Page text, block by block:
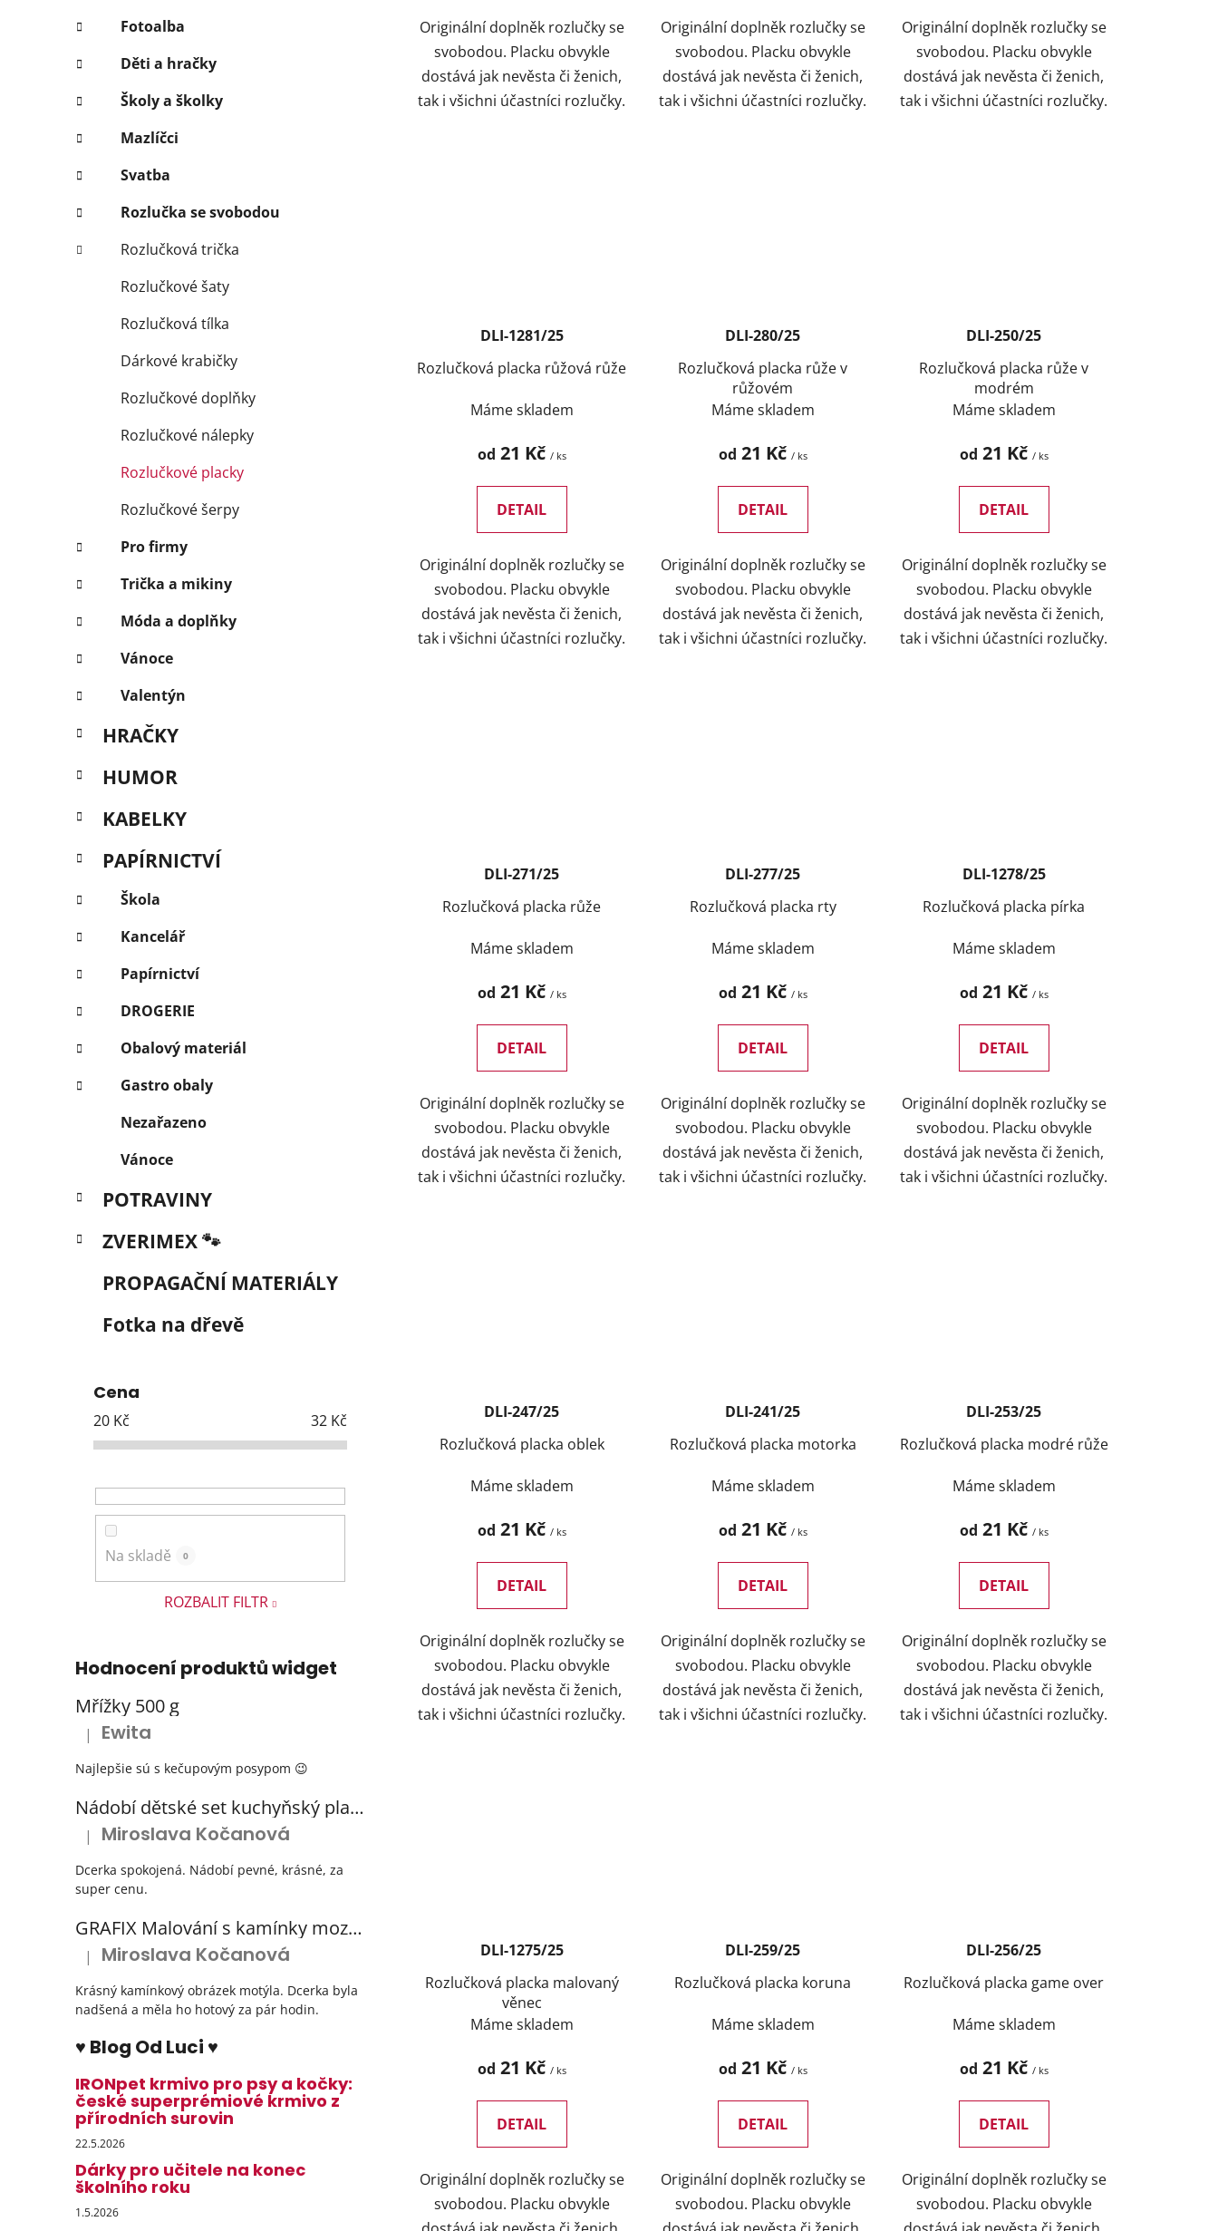
Fotoalba
Děti a hračky
Školy a školky
Mazlíčci
Svatba
Rozlučka se svobodou
Rozlučková trička
Rozlučkové šaty
Rozlučková tílka
Dárkové krabičky
Rozlučkové doplňky
Rozlučkové nálepky
Rozlučkové placky
Rozlučkové šerpy
Pro firmy
Trička a mikiny
Móda a doplňky
Vánoce
Valentýn
HRAČKY
HUMOR
KABELKY
PAPÍRNICTVÍ
Škola
Kancelář
Papírnictví
DROGERIE
Obalový materiál
Gastro obaly
Nezařazeno
Vánoce
POTRAVINY
ZVERIMEX 🐾
PROPAGAČNÍ MATERIÁLY
Fotka na dřevě
Cena
20 Kč 32 Kč
Na skladě 0
ROZBALIT FILTR
Hodnocení produktů widget
Mřížky 500 g
Hodnocení produktu je 5 z 5 hvězdiček.
| Ewita
Najlepšie sú s kečupovým posypom 😉
Nádobí dětské set kuchyňský plastový s odkapávačem 3 barvy
Hodnocení produktu je 5 z 5 hvězdiček.
| Miroslava Kočanová
Dcerka spokojená. Nádobí pevné, krásné, za
super cenu.
GRAFIX Malování s kamínky mozaika diamantový obrázek 3 druhy
Hodnocení produktu je 5 z 5 hvězdiček.
| Miroslava Kočanová
Krásný kamínkový obrázek motýla. Dcerka byla
nadšená a měla ho hotový za pár hodin.
♥ Blog Od Luci ♥
IRONpet krmivo pro psy a kočky:
české superprémiové krmivo z
přírodních surovin
22.5.2026
Dárky pro učitele na konec
školního roku
1.5.2026
Originální doplněk rozlučky se
svobodou. Placku obvykle
dostává jak nevěsta či ženich,
tak i všichni účastníci rozlučky.
Originální doplněk rozlučky se
svobodou. Placku obvykle
dostává jak nevěsta či ženich,
tak i všichni účastníci rozlučky.
Originální doplněk rozlučky se
svobodou. Placku obvykle
dostává jak nevěsta či ženich,
tak i všichni účastníci rozlučky.
DLI-1281/25
Rozlučková placka růžová růže
Máme skladem
od 21 Kč / ks
DETAIL
Originální doplněk rozlučky se
svobodou. Placku obvykle
dostává jak nevěsta či ženich,
tak i všichni účastníci rozlučky.
DLI-280/25
Rozlučková placka růže v
růžovém
Máme skladem
od 21 Kč / ks
DETAIL
Originální doplněk rozlučky se
svobodou. Placku obvykle
dostává jak nevěsta či ženich,
tak i všichni účastníci rozlučky.
DLI-250/25
Rozlučková placka růže v
modrém
Máme skladem
od 21 Kč / ks
DETAIL
Originální doplněk rozlučky se
svobodou. Placku obvykle
dostává jak nevěsta či ženich,
tak i všichni účastníci rozlučky.
DLI-271/25
Rozlučková placka růže
Máme skladem
od 21 Kč / ks
DETAIL
Originální doplněk rozlučky se
svobodou. Placku obvykle
dostává jak nevěsta či ženich,
tak i všichni účastníci rozlučky.
DLI-277/25
Rozlučková placka rty
Máme skladem
od 21 Kč / ks
DETAIL
Originální doplněk rozlučky se
svobodou. Placku obvykle
dostává jak nevěsta či ženich,
tak i všichni účastníci rozlučky.
DLI-1278/25
Rozlučková placka pírka
Máme skladem
od 21 Kč / ks
DETAIL
Originální doplněk rozlučky se
svobodou. Placku obvykle
dostává jak nevěsta či ženich,
tak i všichni účastníci rozlučky.
DLI-247/25
Rozlučková placka oblek
Máme skladem
od 21 Kč / ks
DETAIL
Originální doplněk rozlučky se
svobodou. Placku obvykle
dostává jak nevěsta či ženich,
tak i všichni účastníci rozlučky.
DLI-241/25
Rozlučková placka motorka
Máme skladem
od 21 Kč / ks
DETAIL
Originální doplněk rozlučky se
svobodou. Placku obvykle
dostává jak nevěsta či ženich,
tak i všichni účastníci rozlučky.
DLI-253/25
Rozlučková placka modré růže
Máme skladem
od 21 Kč / ks
DETAIL
Originální doplněk rozlučky se
svobodou. Placku obvykle
dostává jak nevěsta či ženich,
tak i všichni účastníci rozlučky.
DLI-1275/25
Rozlučková placka malovaný
věnec
Máme skladem
od 21 Kč / ks
DETAIL
Originální doplněk rozlučky se
svobodou. Placku obvykle
DLI-259/25
Rozlučková placka koruna
Máme skladem
od 21 Kč / ks
DETAIL
Originální doplněk rozlučky se
svobodou. Placku obvykle
DLI-256/25
Rozlučková placka game over
Máme skladem
od 21 Kč / ks
DETAIL
Originální doplněk rozlučky se
svobodou. Placku obvykle